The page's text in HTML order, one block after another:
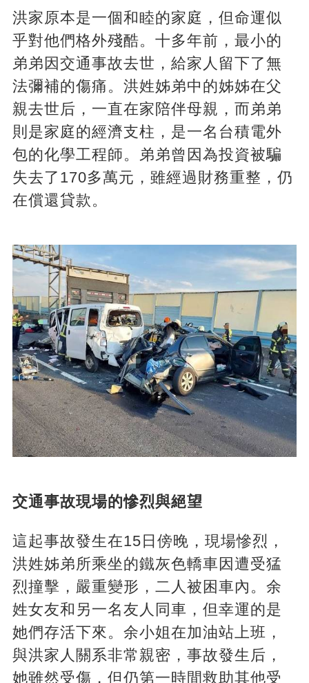
洪家原本是一個和睦的家庭，但命運似
乎對他們格外殘酷。十多年前，最小的
弟弟因交通事故去世，給家人留下了無
法彌補的傷痛。洪姓姊弟中的姊姊在父
親去世后，一直在家陪伴母親，而弟弟
則是家庭的經濟支柱，是一名台積電外
包的化學工程師。弟弟曾因為投資被騙
失去了170多萬元，雖經過財務重整，仍
在償還貸款。
交通事故現場的慘烈與絕望
這起事故發生在15日傍晚，現場慘烈，
洪姓姊弟所乘坐的鐵灰色轎車因遭受猛
烈撞擊，嚴重變形，二人被困車內。余
姓女友和另一名友人同車，但幸運的是
她們存活下來。余小姐在加油站上班，
與洪家人關系非常親密，事故發生后，
她雖然受傷，但仍第一時間救助其他受